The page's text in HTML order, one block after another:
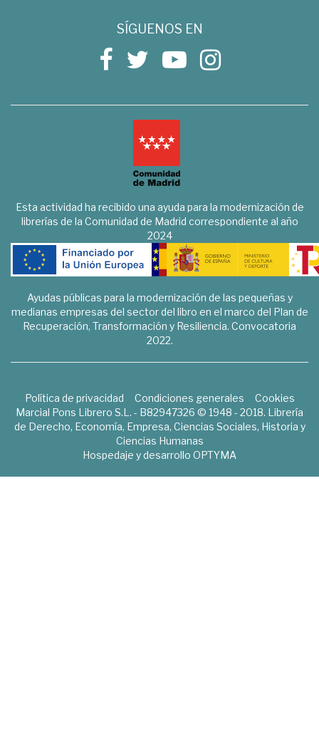
SÍGUENOS EN
Esta actividad ha recibido una ayuda para la modernización de
librerías de la Comunidad de Madrid correspondiente al año
2024
Ayudas públicas para la modernización de las pequeñas y
medianas empresas del sector del libro en el marco del Plan de
Recuperación, Transformación y Resiliencia. Convocatoria
2022.
Política de privacidad Condiciones generales
Cookies
Marcial Pons Librero S.L. - B82947326 © 1948 - 2018. Librería
de Derecho, Economía, Empresa, Ciencias Sociales, Historia y
Ciencias Humanas
Hospedaje y desarrollo OPTYMA